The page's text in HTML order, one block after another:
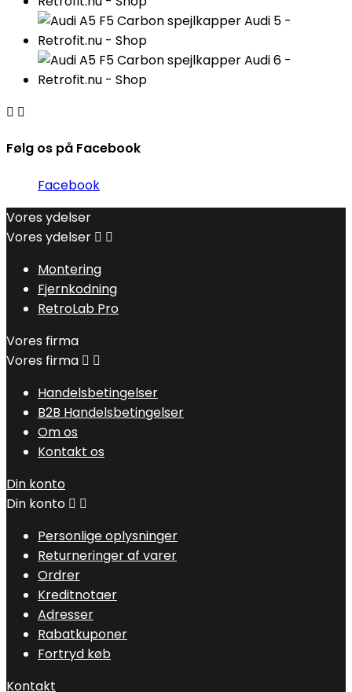
 
Følg os på Facebook
Facebook
Vores ydelser
Vores ydelser  
Montering
Fjernkodning
RetroLab Pro
Vores firma
Vores firma  
Handelsbetingelser
B2B Handelsbetingelser
Om os
Kontakt os
Din konto
Din konto  
Personlige oplysninger
Returneringer af varer
Ordrer
Kreditnotaer
Adresser
Rabatkuponer
Fortryd køb
Kontakt